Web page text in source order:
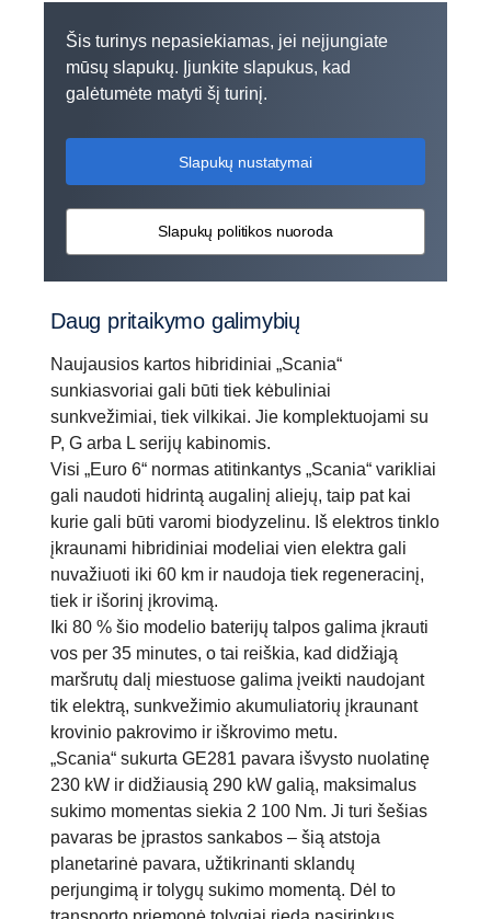
Šis turinys nepasiekiamas, jei neįjungiate
mūsų slapukų. Įjunkite slapukus, kad
galėtumėte matyti šį turinį.
Slapukų nustatymai
Slapukų politikos nuoroda
Daug pritaikymo galimybių
Naujausios kartos hibridiniai „Scania“
sunkiasvoriai gali būti tiek kėbuliniai
sunkvežimiai, tiek vilkikai. Jie komplektuojami su
P, G arba L serijų kabinomis.
Visi „Euro 6“ normas atitinkantys „Scania“ varikliai
gali naudoti hidrintą augalinį aliejų, taip pat kai
kurie gali būti varomi biodyzelinu. Iš elektros tinklo
įkraunami hibridiniai modeliai vien elektra gali
nuvažiuoti iki 60 km ir naudoja tiek regeneracinį,
tiek ir išorinį įkrovimą.
Iki 80 % šio modelio baterijų talpos galima įkrauti
vos per 35 minutes, o tai reiškia, kad didžiąją
maršrutų dalį miestuose galima įveikti naudojant
tik elektrą, sunkvežimio akumuliatorių įkraunant
krovinio pakrovimo ir iškrovimo metu.
„Scania“ sukurta GE281 pavara išvysto nuolatinę
230 kW ir didžiausią 290 kW galią, maksimalus
sukimo momentas siekia 2 100 Nm. Ji turi šešias
pavaras be įprastos sankabos – šią atstoja
planetarinė pavara, užtikrinanti sklandų
perjungimą ir tolygų sukimo momentą. Dėl to